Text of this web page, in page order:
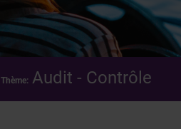
Thème: Audit - Contrôle